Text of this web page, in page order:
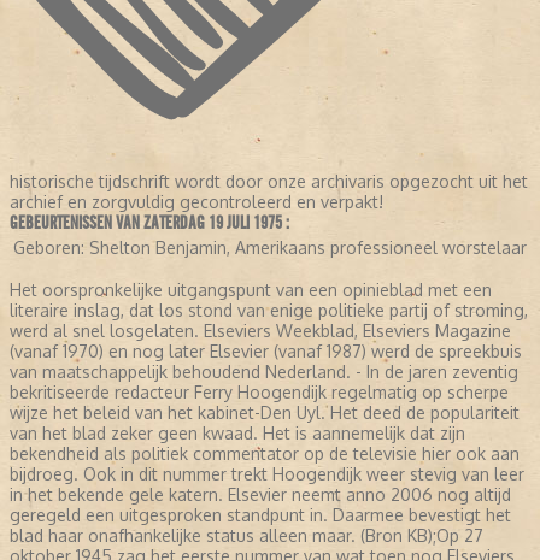
historische tijdschrift wordt door onze archivaris opgezocht uit het
archief en zorgvuldig gecontroleerd en verpakt!
GEBEURTENISSEN VAN ZATERDAG 19 JULI 1975 :
Geboren: Shelton Benjamin, Amerikaans professioneel worstelaar
Het oorspronkelijke uitgangspunt van een opinieblad met een
literaire inslag, dat los stond van enige politieke partij of stroming,
werd al snel losgelaten. Elseviers Weekblad, Elseviers Magazine
(vanaf 1970) en nog later Elsevier (vanaf 1987) werd de spreekbuis
van maatschappelijk behoudend Nederland. - In de jaren zeventig
bekritiseerde redacteur Ferry Hoogendijk regelmatig op scherpe
wijze het beleid van het kabinet-Den Uyl. Het deed de populariteit
van het blad zeker geen kwaad. Het is aannemelijk dat zijn
bekendheid als politiek commentator op de televisie hier ook aan
bijdroeg. Ook in dit nummer trekt Hoogendijk weer stevig van leer
in het bekende gele katern. Elsevier neemt anno 2006 nog altijd
geregeld een uitgesproken standpunt in. Daarmee bevestigt het
blad haar onafhankelijke status alleen maar. (Bron KB);Op 27